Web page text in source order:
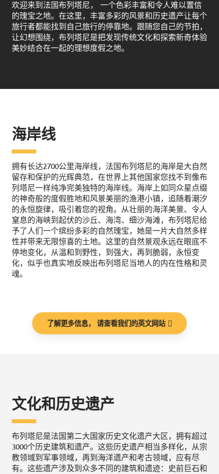
欢迎来到法国布列塔尼， 一个色彩丰富和令人难以置信
的瑰宝之地。在这里，丰富多彩的风景和历史遗产让每个
旅行者都能找到自己旅行的停靠地。跟随您自己的节拍，
让幻想围绕，布列塔尼是把发现传统文化和探索新奇体验
美妙结合在一起的理想度假之地。
海岸线
拥有长达2700公里海岸线，法国布列塔尼的海岸是大自然
留存和保护的光辉典范，在世界上其他国家您找不到像布
列塔尼一样纯净完美独特的海岸线。海岸上如同众星点缀
的神奇般的度假胜地和风景美丽的渔港小镇，追随着潮汐
的永恒旋律，吸引着您的视角。从壮丽的海洋美景、令人
窒息的海峡到起伏的沙丘、海湾、细沙海滩，布列塔尼给
予了人们一个缤纷多彩的自然瑰宝，她是一片大自然多样
性并带来无限惊喜的土地。这里的自然景观永远在眼底不
停地变化，从温和到野性，到强大，再到脆弱，永恒变
化，似乎也真实地反映出布列塔尼当地人的内在性格和灵
魂。
了解更多信息， 请查看我们的英文网站
文化和历史遗产
布列塔尼是法国第二大国家历史文化遗产大区，拥有超过
3000个历史建筑和遗产。这些历史遗产相当多样化，从宗
教领域到军事领域，再到海洋遗产和考古领域，应有尽
有。这些遗产涉及到众多不同的建筑和遗迹：史前巨石和